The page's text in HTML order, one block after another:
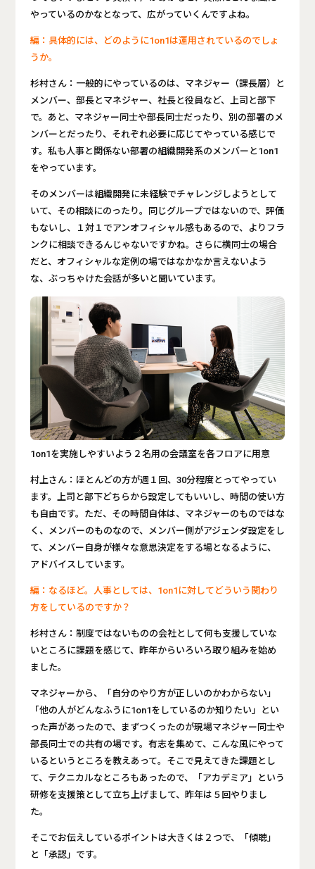
やっているのかなとなって、広がっていくんですよね。
編：具体的には、どのように1on1は運用されているのでしょ
うか。
杉村さん：一般的にやっているのは、マネジャー（課長層）と
メンバー、部長とマネジャー、社長と役員など、上司と部下
で。あと、マネジャー同士や部長同士だったり、別の部署のメ
ンバーとだったり、それぞれ必要に応じてやっている感じで
す。私も人事と関係ない部署の組織開発系のメンバーと1on1
をやっています。
そのメンバーは組織開発に未経験でチャレンジしようとして
いて、その相談にのったり。同じグループではないので、評価
もないし、１対１でアンオフィシャル感もあるので、よりフラ
ンクに相談できるんじゃないですかね。さらに横同士の場合
だと、オフィシャルな定例の場ではなかなか言えないよう
な、ぶっちゃけた会話が多いと聞いています。
1on1を実施しやすいよう２名用の会議室を各フロアに用意
村上さん：ほとんどの方が週１回、30分程度とってやってい
ます。上司と部下どちらから設定してもいいし、時間の使い方
も自由です。ただ、その時間自体は、マネジャーのものではな
く、メンバーのものなので、メンバー側がアジェンダ設定をし
て、メンバー自身が様々な意思決定をする場となるように、
アドバイスしています。
編：なるほど。人事としては、1on1に対してどういう関わり
方をしているのですか？
杉村さん：制度ではないものの会社として何も支援していな
いところに課題を感じて、昨年からいろいろ取り組みを始め
ました。
マネジャーから、「自分のやり方が正しいのかわからない」
「他の人がどんなふうに1on1をしているのか知りたい」とい
った声があったので、まずつくったのが現場マネジャー同士や
部長同士での共有の場です。有志を集めて、こんな風にやって
いるというところを教えあって。そこで見えてきた課題とし
て、テクニカルなところもあったので、「アカデミア」という
研修を支援策として立ち上げまして、昨年は５回やりまし
た。
そこでお伝えしているポイントは大きくは２つで、「傾聴」
と「承認」です。